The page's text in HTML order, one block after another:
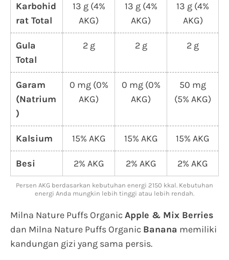
Karbohid
rat Total
13 g (4%
AKG)
13 g (4%
AKG)
13 g (4%
AKG)
Gula
Total
2 g 2 g 2 g
Garam
(Natrium
)
0 mg (0%
AKG)
0 mg (0%
AKG)
50 mg
(5% AKG)
Kalsium 15% AKG 15% AKG 15% AKG
Besi 2% AKG 2% AKG 2% AKG
Persen AKG berdasarkan kebutuhan energi 2150 kkal. Kebutuhan
energi Anda mungkin lebih tinggi atau lebih rendah.
Milna Nature Puffs OrganicApple & Mix Berries
dan Milna Nature Puffs Organic Banana memiliki
kandungan gizi yang sama persis.